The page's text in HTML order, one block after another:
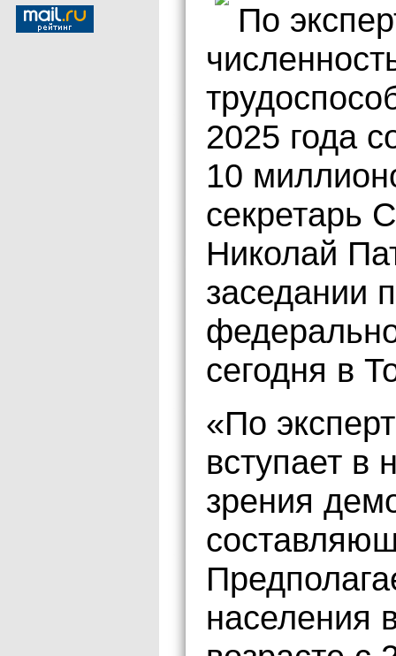
По
2025 года
10
секретарь
Николай
заседании
сегодня в
«По
вступает в
зрения
населения